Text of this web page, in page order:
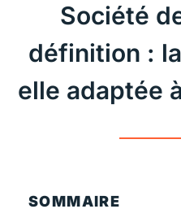
Société
définition :
elle adaptée
SOMMAIRE